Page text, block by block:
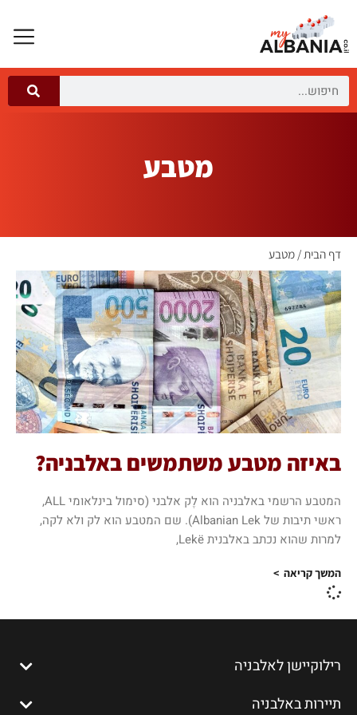
מטבע
דף הבית/ מטבע
באיזה מטבע משתמשים באלבניה?
המטבע הרשמי באלבניה הוא לֶק אלבני (סימול בינלאומי ALL,
ראשי תיבות של Albanian Lek). שם המטבע הוא לק ולא לקה,
למרות שהוא נכתב באלבנית Lekë,
המשך קריאה >
רילוקיישן לאלבניה
תיירות באלבניה